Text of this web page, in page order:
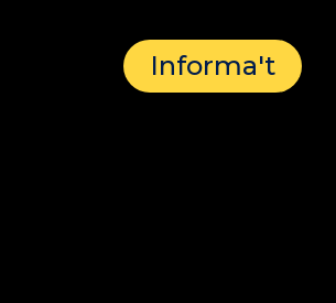
Informa't